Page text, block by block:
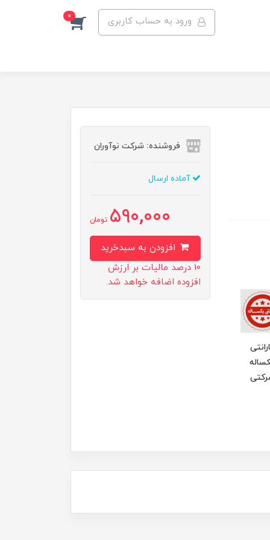
ورود به حساب کاربری 0
فروشنده: شرکت نوآوران
آماده ارسال
590,000 تومان
10 درصد مالیات بر ارزش
افزوده اضافه خواهد شد.